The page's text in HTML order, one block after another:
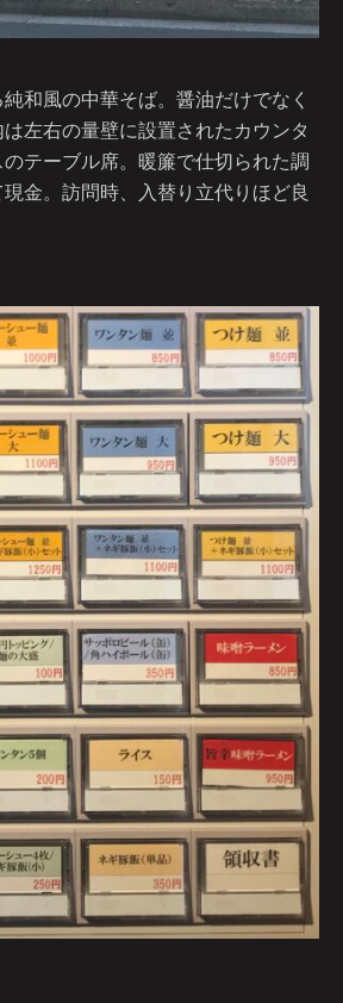
和風の中華そば。醤油だけでなく
左右の量壁に設置されたカウンタ
テーブル席。暖簾で仕切られた調
金。訪問時、入替り立代りほど良